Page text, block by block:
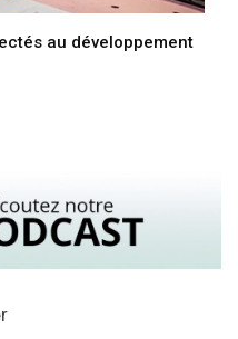
au développement